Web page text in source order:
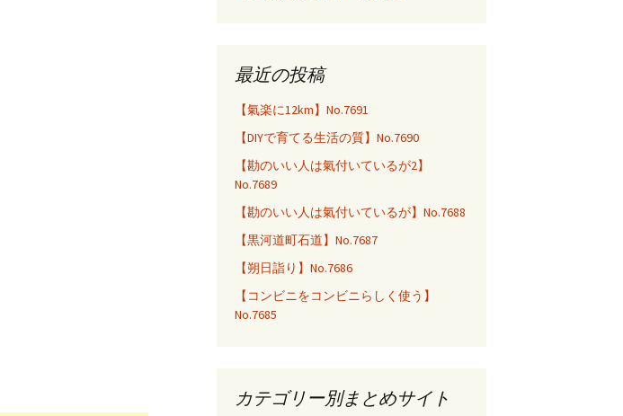
最近の投稿
【氣楽に12km】No.7691
【DIYで育てる生活の質】No.7690
【勘のいい人は氣付いているが2】
No.7689
【勘のいい人は氣付いているが】No.7688
【黒河道町石道】No.7687
【朔日詣り】No.7686
【コンビニをコンビニらしく使う】
No.7685
カテゴリー別まとめサイト